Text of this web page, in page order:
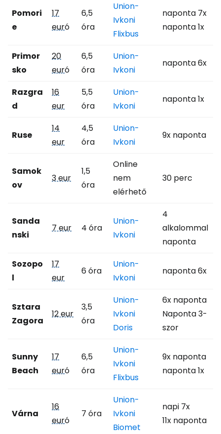
Pomori
e
17
euró
6,5
óra
Union-
Ivkoni
Flixbus
naponta 7x
naponta 1x
Primor
sko
20
euró
6,5
óra
Union-
Ivkoni
naponta 6x
Razgra
d
16
eur
5,5
óra
Union-
Ivkoni
naponta 1x
Ruse
14
eur
4,5
óra
Union-
Ivkoni
9x naponta
Samok
ov
3 eur
1,5
óra
Online
nem
elérhető
30 perc
Sanda
nski
7 eur 4 óra
Union-
Ivkoni
4
alkalommal
naponta
Sozopo
l
17
eur
6 óra
Union-
Ivkoni
naponta 6x
Sztara
Zagora
12 eur
3,5
óra
Union-
Ivkoni
Doris
6x naponta
Naponta 3-
szor
Sunny
Beach
17
euró
6,5
óra
Union-
Ivkoni
Flixbus
9x naponta
naponta 1x
Várna
16
euró
7 óra
Union-
Ivkoni
Biomet
napi 7x
11x naponta